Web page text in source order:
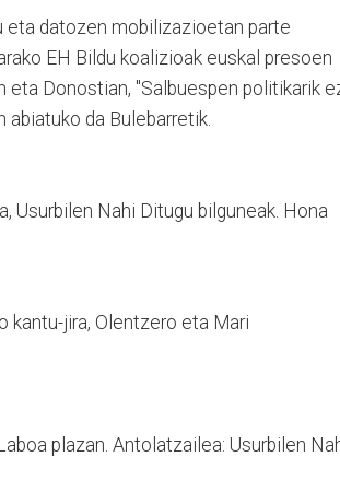
eta datozen mobilizazioetan parte
EH Bildu koalizioak euskal presoen
Donostian, "Salbuespen politikarik
da Bulebarretik.
Usurbilen Nahi Ditugu bilguneak. Hona
kantu-jira, Olentzero eta Mari
plazan. Antolatzailea: Usurbilen